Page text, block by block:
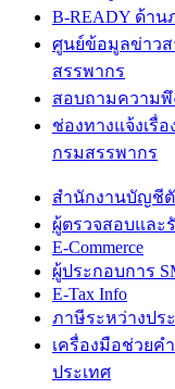
B-READY ด้า
ศูนย์ข้อมูลข่าวส
สรรพากร
สอบถามความพึ
ช่องทางแจ้งเรื่
กรมสรรพากร
สำนักงานบัญชี
ผู้ตรวจสอบและ
E-Commerce
ผู้ประกอบการ
E-Tax Info
ภาษีระหว่างปร
เครื่องมือช่วยค
ประเทศ